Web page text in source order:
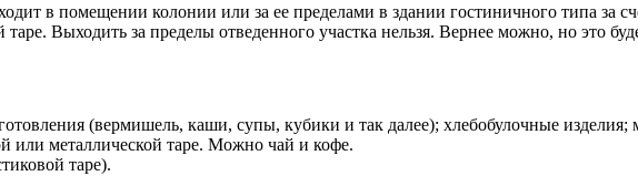
в помещении колонии или за ее пределами в здании гостиничного типа за
Выходить за пределы отведенного участка нельзя. Вернее можно, но это
(вермишель, каши, супы, кубики и так далее); хлебобулочные изделия;
или металлической таре. Можно чай и кофе.
таре).